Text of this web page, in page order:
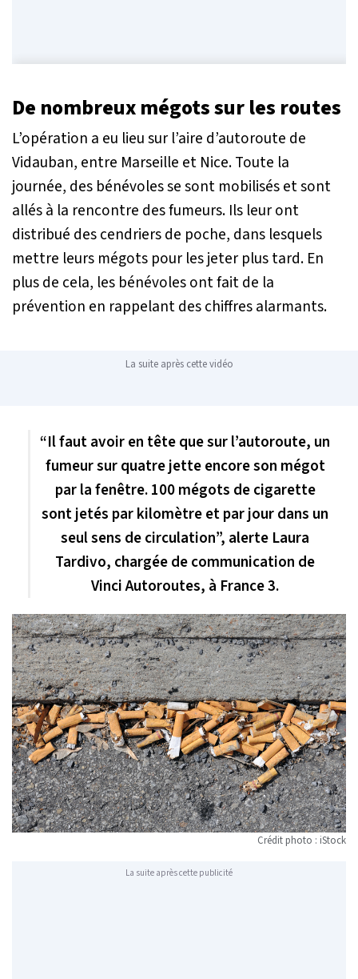
De nombreux mégots sur les routes
L’opération a eu lieu sur l’aire d’autoroute de
Vidauban, entre Marseille et Nice. Toute la
journée, des bénévoles se sont mobilisés et sont
allés à la rencontre des fumeurs. Ils leur ont
distribué des cendriers de poche, dans lesquels
mettre leurs mégots pour les jeter plus tard. En
plus de cela, les bénévoles ont fait de la
prévention en rappelant des chiffres alarmants.
La suite après cette vidéo
“Il faut avoir en tête que sur l’autoroute, un
fumeur sur quatre jette encore son mégot
par la fenêtre. 100 mégots de cigarette
sont jetés par kilomètre et par jour dans un
seul sens de circulation”, alerte Laura
Tardivo, chargée de communication de
Vinci Autoroutes, à France 3.
Crédit photo : iStock
La suite après cette publicité